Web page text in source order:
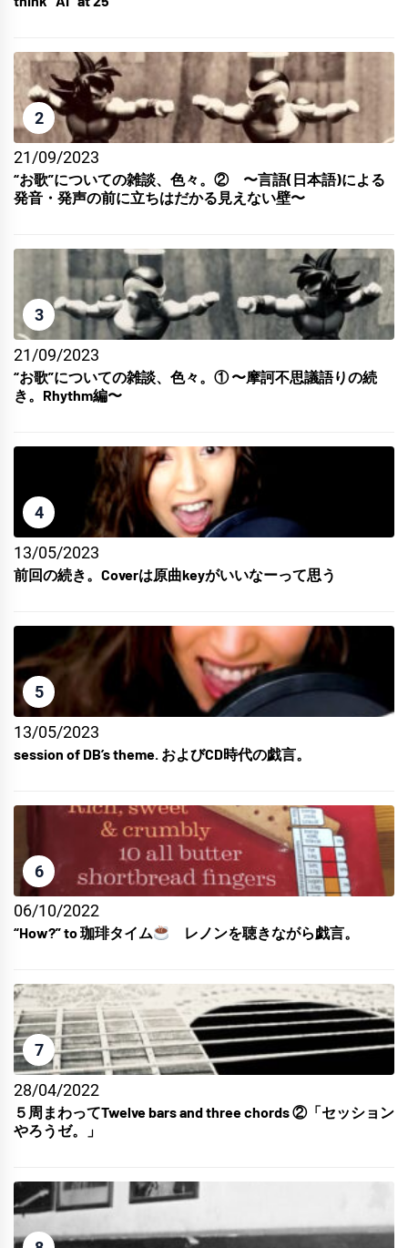
2
21/09/2023
“お歌”についての雑談、色々。② 〜言語(日本語)による
発音・発声の前に立ちはだかる見えない壁〜
3
21/09/2023
“お歌”についての雑談、色々。① 〜摩訶不思議語りの続
き。Rhythm編〜
4
13/05/2023
前回の続き。Coverは原曲keyがいいなーって思う
5
13/05/2023
session of DB’s theme. およびCD時代の戯言。
6
06/10/2022
“How?” to 珈琲タイム レノンを聴きながら戯言。
7
28/04/2022
５周まわってTwelve bars and three chords ②「セッション
やろうゼ。」